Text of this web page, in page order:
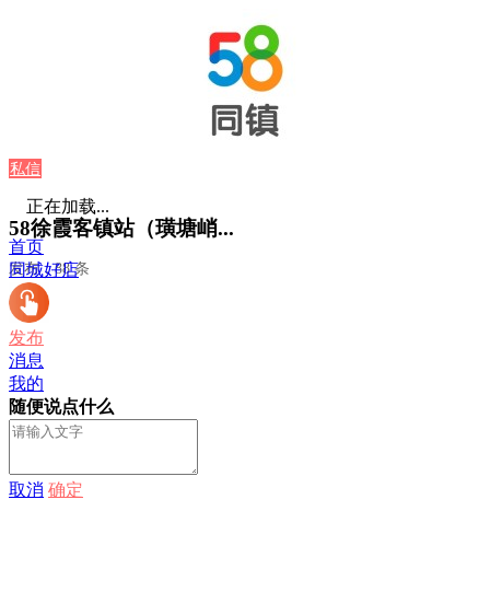
私信
58徐霞客镇站（璜塘峭...
发布：88 条
正在加载...
首页
同城好店
发布
消息
我的
随便说点什么
取消 确定